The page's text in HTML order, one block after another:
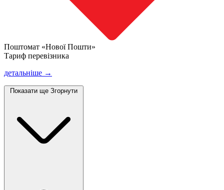
Поштомат «Нової Пошти»
Тариф перевізника
детальніше →
Показати ще Згорнути